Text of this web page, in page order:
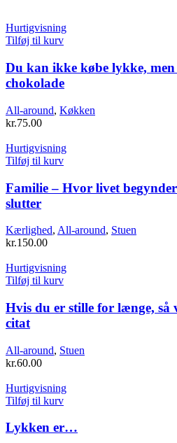
Hurtigvisning
Tilføj til kurv
Du kan ikke købe lykke,
chokolade
All-around, Køkken
kr.75.00
Hurtigvisning
Tilføj til kurv
Familie – Hvor livet
slutter
Kærlighed, All-around, Stuen
kr.150.00
Hurtigvisning
Tilføj til kurv
Hvis du er stille for længe, så
citat
All-around, Stuen
kr.60.00
Hurtigvisning
Tilføj til kurv
Lykken er…